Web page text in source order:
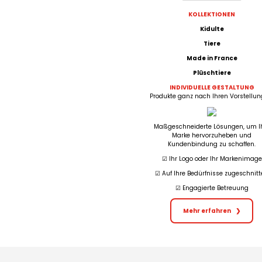
KOLLEKTIONEN
Kidulte
Tiere
Made in France
Plüschtiere
INDIVIDUELLE GESTALTUNG
Produkte ganz nach Ihren
Maßgeschneiderte Lösungen, um
Marke hervorzuheben und
Kundenbindung zu schaffen.
☑︎ Ihr Logo oder Ihr Markenimage
☑︎ Auf Ihre Bedürfnisse
☑︎ Engagierte Betreuung
Mehr erfahren ❯